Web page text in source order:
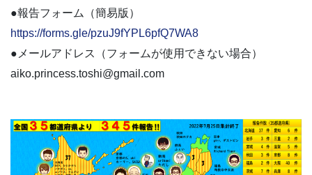
●報告フォーム（簡易版）
https://forms.gle/pzuJ9fYPL6pfQ7WA8
●メールアドレス（フォームが使用できない場合）
aiko.princess.toshi@gmail.com